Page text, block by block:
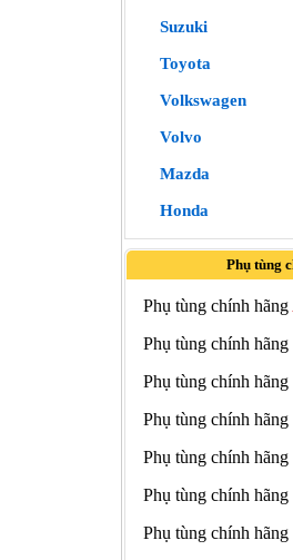
Suzuki
Toyota
Volkswagen
Volvo
Mazda
Honda
Phụ tùng
Phụ tùng chính hãng
Phụ tùng chính hãng
Phụ tùng chính hãng
Phụ tùng chính hãng
Phụ tùng chính hãng
Phụ tùng chính hãng
Phụ tùng chính hãng